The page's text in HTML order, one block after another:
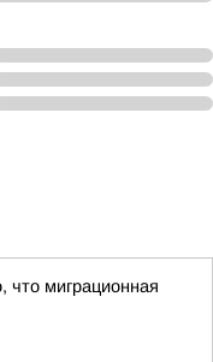
что миграционная